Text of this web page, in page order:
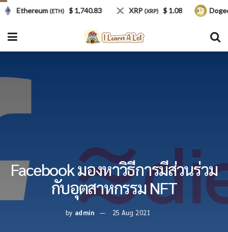
Facebook มองหาวิธีการมีส่วนร่วม
กับอุตสาหกรรม NFT
by admin 25 Aug 2021
Ethereum(ETH) $ 1,740.83 XRP(XRP) $ 1.08